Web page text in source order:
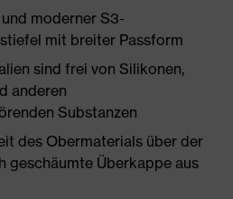
moderner S3-
mit breiter Passform
sind frei von Silikonen,
anderen
Substanzen
des Obermaterials über der
geschäumte Überkappe aus